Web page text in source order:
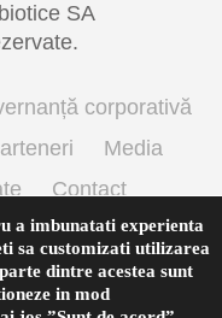
SA
corporativă
Media
Contact
Politica cookie
personal
a imbunatati experienta
sa customizati utilizarea
dintre acestea sunt
in mod